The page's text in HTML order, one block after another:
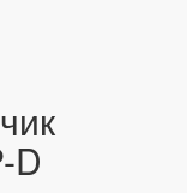
D